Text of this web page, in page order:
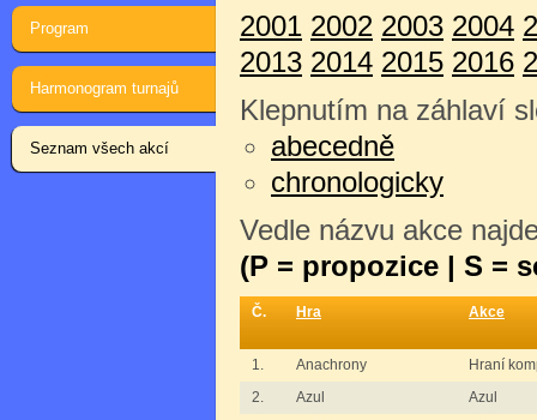
Program
Harmonogram turnajů
Seznam všech akcí
2001 2002 2003 2004
2013 2014 2015 2016
Klepnutím na záhlaví
abecedně
chronologicky
Vedle názvu akce
(P = propozice | S =
Č. Hra Akce
1. Anachrony
Hraní
2.
Azul
Azul